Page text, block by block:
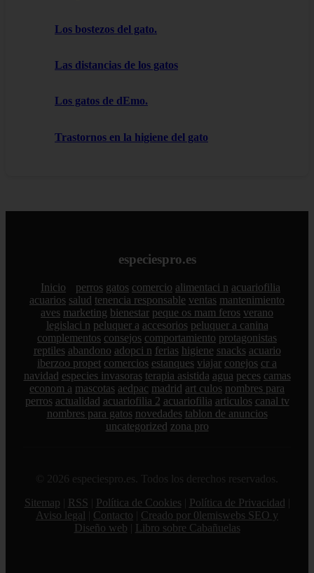
Los bostezos del gato.
Las distancias de los gatos
Los gatos de dEmo.
Trastornos en la higiene del gato
especiespro.es
Inicio perros gatos comercio alimentaci n acuariofilia
acuarios salud tenencia responsable ventas mantenimiento
aves marketing bienestar peque os mam feros verano
legislaci n peluquer a accesorios peluquer a canina
complementos consejos comportamiento protagonistas
reptiles abandono adopci n ferias higiene snacks acuario
iberzoo propet comercios estanques viajar conejos cr a
navidad especies invasoras terapia asistida agua peces camas
econom a mascotas aedpac madrid art culos nombres para
perros actualidad acuariofilia 2 acuariofilia articulos canal tv
nombres para gatos novedades tablon de anuncios
uncategorized zona pro
© 2026 especiespro.es. Todos los derechos reservados.
Sitemap
RSS Política de Cookies Política de Privacidad
Aviso legal
Contacto
Creado por 0lemiswebs SEO y
Diseño web
Libro sobre Cabañuelas